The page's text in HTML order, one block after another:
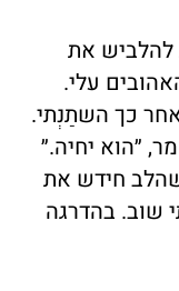
להלביש את
עלי.
כך השתַנְתי.
״הוא יחיה.״
חידש את
שוב. בהדרגה